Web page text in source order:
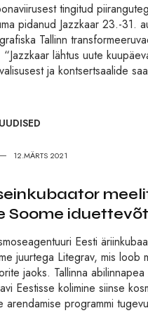
tingitud
pidanud Jazzkaar 23.-31.
Tallinn
lähtus uute
ja kontsertsaalide
12.MÄRTS 2021
Soome
Eesti
juurtega Litegrav, mis loob
jaoks. Tallinna
Eestisse kolimine siinse
arendamise programmi